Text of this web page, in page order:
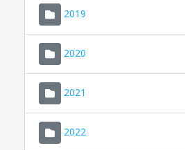
2019
2020
2021
2022